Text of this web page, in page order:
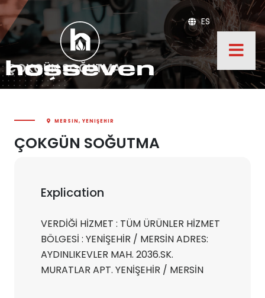
ES
ÇOKGÜN SOĞUTMA
MERSIN, YENIŞEHIR
ÇOKGÜN SOĞUTMA
Explication
VERDİĞİ HİZMET : TÜM ÜRÜNLER HİZMET
BÖLGESİ : YENİŞEHİR / MERSİN ADRES:
AYDINLIKEVLER MAH. 2036.SK.
MURATLAR APT. YENİŞEHİR / MERSİN